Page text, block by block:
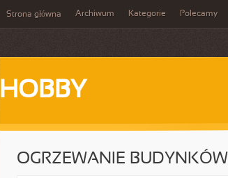
Strona główna Archiwum Kategorie Polecamy
HOBBY
OGRZEWANIE BUDYNKÓW